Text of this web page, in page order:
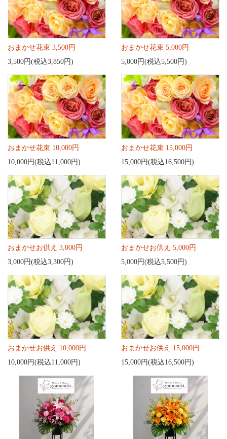
おまかせ花束 3,500円
3,500円(税込3,850円)
おまかせ花束 5,000円
5,000円(税込5,500円)
おまかせ花束 10,000円
10,000円(税込11,000円)
おまかせ花束 15,000円
15,000円(税込16,500円)
おまかせお供え 3,000円
3,000円(税込3,300円)
おまかせお供え 5,000円
5,000円(税込5,500円)
おまかせお供え 10,000円
10,000円(税込11,000円)
おまかせお供え 15,000円
15,000円(税込16,500円)